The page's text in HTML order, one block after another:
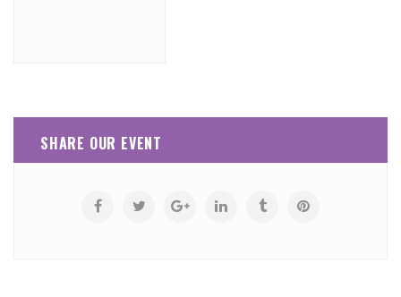
SHARE OUR EVENT